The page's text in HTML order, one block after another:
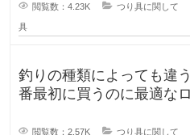
閲覧数：4.23K つり具に関して
具
釣りの種類によっても違
番最初に買うのに最適な
閲覧数：2.57K つり具に関して